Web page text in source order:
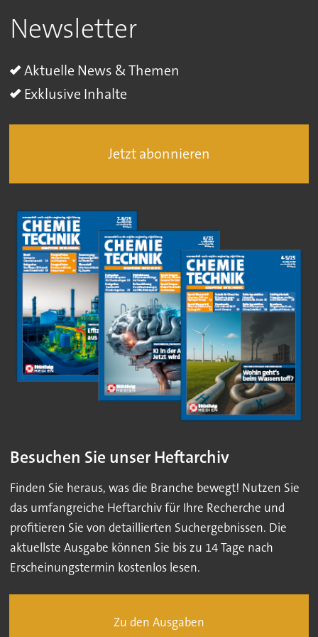
Newsletter
Aktuelle News & Themen
Exklusive Inhalte
Jetzt abonnieren
Besuchen Sie unser Heftarchiv
Finden Sie heraus, was die Branche bewegt! Nutzen Sie
das umfangreiche Heftarchiv für Ihre Recherche und
profitieren Sie von detaillierten Suchergebnissen. Die
aktuellste Ausgabe können Sie bis zu 14 Tage nach
Erscheinungstermin kostenlos lesen.
Zu den Ausgaben